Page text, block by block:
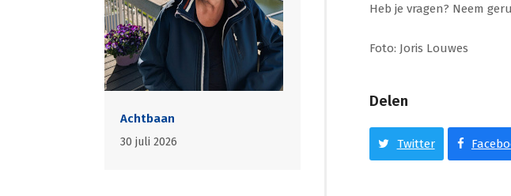
Heb je vragen? Neem
Foto: Joris Louwes
Delen
Twitter
Achtbaan
30 juli 2026